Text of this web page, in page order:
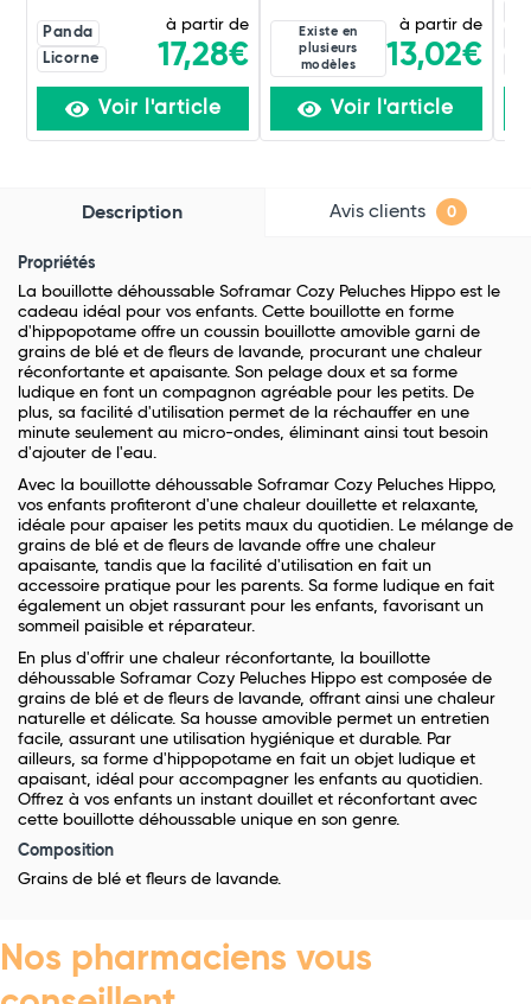
Panda
Licorne
à partir de
17,28€
Voir l'article
Existe en
plusieurs
modèles
à partir de
13,02€
Voir l'article
Description Avis clients 0
Propriétés
La bouillotte déhoussable Soframar Cozy Peluches Hippo est le
cadeau idéal pour vos enfants. Cette bouillotte en forme
d'hippopotame offre un coussin bouillotte amovible garni de
grains de blé et de fleurs de lavande, procurant une chaleur
réconfortante et apaisante. Son pelage doux et sa forme
ludique en font un compagnon agréable pour les petits. De
plus, sa facilité d'utilisation permet de la réchauffer en une
minute seulement au micro-ondes, éliminant ainsi tout besoin
d'ajouter de l'eau.
Avec la bouillotte déhoussable Soframar Cozy Peluches Hippo,
vos enfants profiteront d'une chaleur douillette et relaxante,
idéale pour apaiser les petits maux du quotidien. Le mélange de
grains de blé et de fleurs de lavande offre une chaleur
apaisante, tandis que la facilité d'utilisation en fait un
accessoire pratique pour les parents. Sa forme ludique en fait
également un objet rassurant pour les enfants, favorisant un
sommeil paisible et réparateur.
En plus d'offrir une chaleur réconfortante, la bouillotte
déhoussable Soframar Cozy Peluches Hippo est composée de
grains de blé et de fleurs de lavande, offrant ainsi une chaleur
naturelle et délicate. Sa housse amovible permet un entretien
facile, assurant une utilisation hygiénique et durable. Par
ailleurs, sa forme d'hippopotame en fait un objet ludique et
apaisant, idéal pour accompagner les enfants au quotidien.
Offrez à vos enfants un instant douillet et réconfortant avec
cette bouillotte déhoussable unique en son genre.
Composition
Grains de blé et fleurs de lavande.
Nos pharmaciens vous